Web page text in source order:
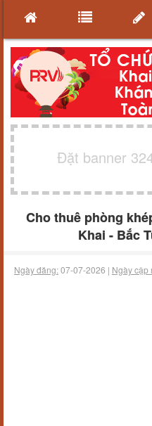
Đặt banner
Cho thuê phòng
Khai - Bắc
Ngày đăng:07-07-2026 | Ngày cập